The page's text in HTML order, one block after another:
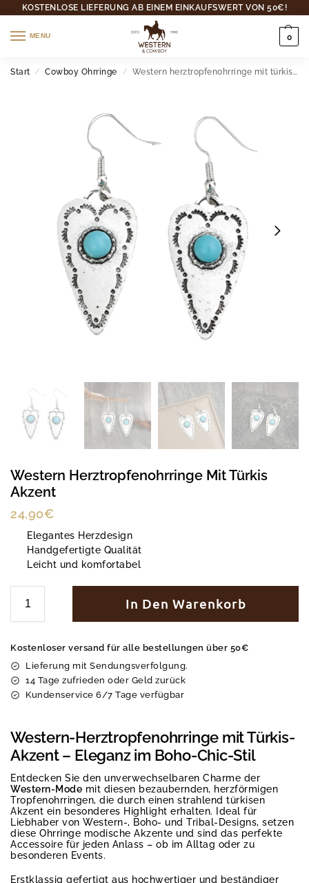
KOSTENLOSE LIEFERUNG AB EINEM EINKAUFSWERT VON 50€!
MENU 0
Start / Cowboy Ohrringe / Western herztropfenohrringe mit türkis akzent
Western Herztropfenohrringe Mit Türkis
Akzent
24,90€
Elegantes Herzdesign
Handgefertigte Qualität
Leicht und komfortabel
In Den Warenkorb
Kostenloser versand für alle bestellungen über 50€
Lieferung mit Sendungsverfolgung.
14 Tage zufrieden oder Geld zurück
Kundenservice 6/7 Tage verfügbar
Western-Herztropfenohrringe mit Türkis-
Akzent – Eleganz im Boho-Chic-Stil
Entdecken Sie den unverwechselbaren Charme der
Western-Mode mit diesen bezaubernden, herzförmigen
Tropfenohrringen, die durch einen strahlend türkisen
Akzent ein besonderes Highlight erhalten. Ideal für
Liebhaber von Western-, Boho- und Tribal-Designs, setzen
diese Ohrringe modische Akzente und sind das perfekte
Accessoire für jeden Anlass – ob im Alltag oder zu
besonderen Events.
Erstklassig gefertigt aus hochwertiger und beständiger